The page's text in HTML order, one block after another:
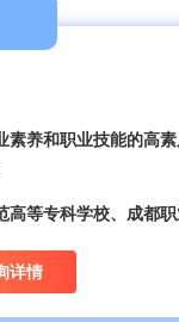
素养和职业技能的高
高等专科学校、成都
详情